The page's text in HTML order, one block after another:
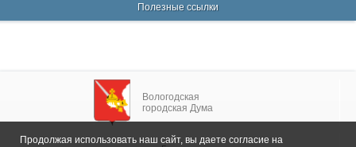
Полезные ссылки
Вологодская
городская Дума
Продолжая использовать наш сайт, вы даете согласие на